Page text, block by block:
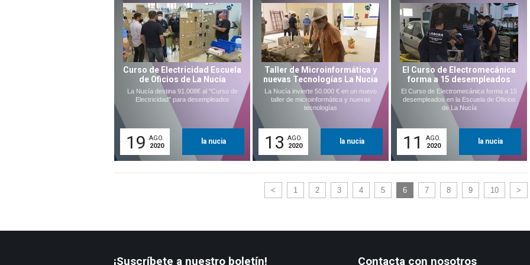
Curso de Electricidad Escuela
de Oficios de La Nucía
La Nucía destina 91.008€ al "Curso de
Electricidad" para desempleados
19 AGO.
2020
la nucia
Taller de Microinformática y
nuevas Tecnologías La Nucia
La Nucía invierte 50.000 € en un nuevo
taller de microinformática y nuevas
tecnologías
13 AGO.
2020
la nucia
El Curso de Electromecánica
forma a 15 desempleados
El Curso de Electromecánica forma a 15
desempleados en la Escuela de Oficios
de La Nucía
11
AGO.
2020
la nucia
< 1 2 3 4 5 6 7 8 9 10 >
¡Suscríbete a nuestro boletín! Contacta con nosotros